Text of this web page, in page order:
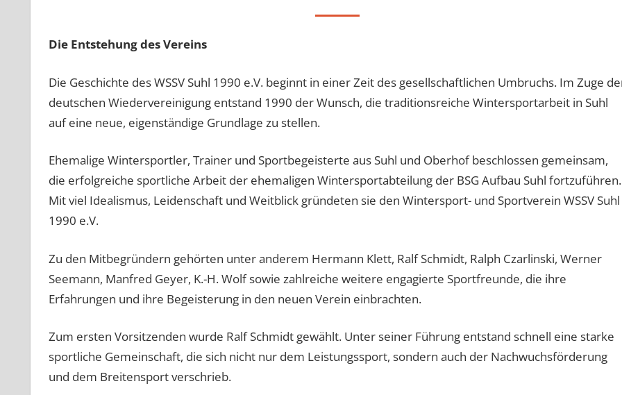
Die Entstehung des Vereins
Die Geschichte des WSSV Suhl 1990 e.V. beginnt in einer Zeit des gesellschaftlichen Umbruchs. Im Zuge
deutschen Wiedervereinigung entstand 1990 der Wunsch, die traditionsreiche Wintersportarbeit in Suhl
auf eine neue, eigenständige Grundlage zu stellen.
Ehemalige Wintersportler, Trainer und Sportbegeisterte aus Suhl und Oberhof beschlossen gemeinsam,
die erfolgreiche sportliche Arbeit der ehemaligen Wintersportabteilung der BSG Aufbau Suhl fortzuführen.
Mit viel Idealismus, Leidenschaft und Weitblick gründeten sie den Wintersport- und Sportverein WSSV Suhl
1990 e.V.
Zu den Mitbegründern gehörten unter anderem Hermann Klett, Ralf Schmidt, Ralph Czarlinski, Werner
Seemann, Manfred Geyer, K.-H. Wolf sowie zahlreiche weitere engagierte Sportfreunde, die ihre
Erfahrungen und ihre Begeisterung in den neuen Verein einbrachten.
Zum ersten Vorsitzenden wurde Ralf Schmidt gewählt. Unter seiner Führung entstand schnell eine starke
sportliche Gemeinschaft, die sich nicht nur dem Leistungssport, sondern auch der Nachwuchsförderung
und dem Breitensport verschrieb.